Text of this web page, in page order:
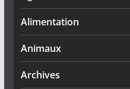
Alimentation
Animaux
Archives